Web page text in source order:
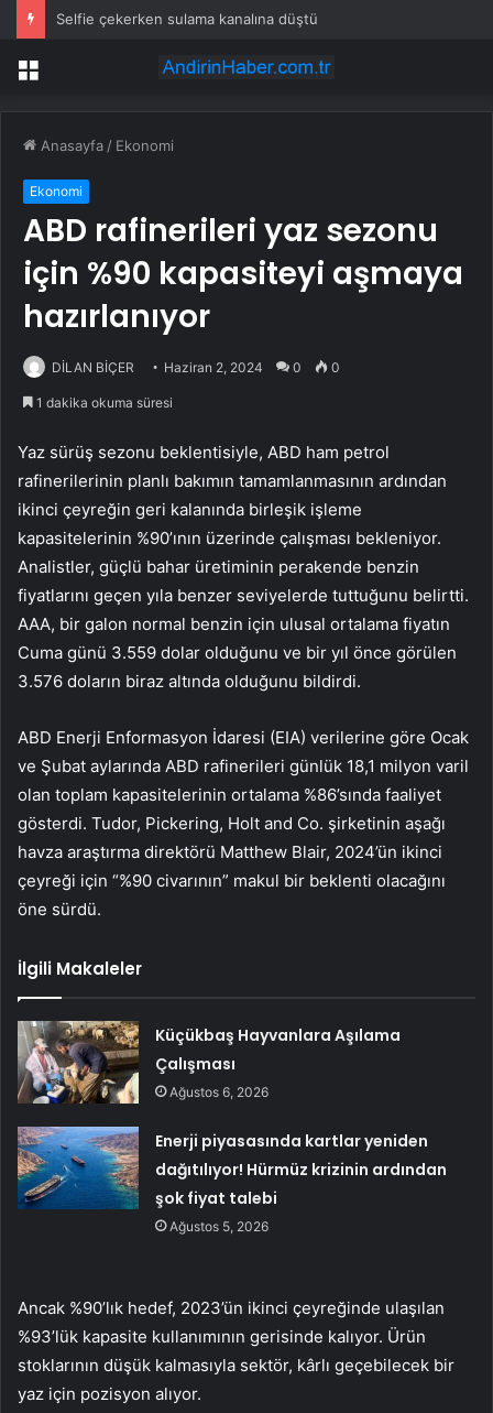
Selfie çekerken sulama kanalına düştü
Menü
Anasayfa / Ekonomi
Ekonomi
ABD rafinerileri yaz sezonu
için %90 kapasiteyi aşmaya
hazırlanıyor
DİLAN BİÇER Haziran 2, 2024 0 0
1 dakika okuma süresi
Yaz sürüş sezonu beklentisiyle, ABD ham petrol
rafinerilerinin planlı bakımın tamamlanmasının ardından
ikinci çeyreğin geri kalanında birleşik işleme
kapasitelerinin %90’ının üzerinde çalışması bekleniyor.
Analistler, güçlü bahar üretiminin perakende benzin
fiyatlarını geçen yıla benzer seviyelerde tuttuğunu belirtti.
AAA, bir galon normal benzin için ulusal ortalama fiyatın
Cuma günü 3.559 dolar olduğunu ve bir yıl önce görülen
3.576 doların biraz altında olduğunu bildirdi.
ABD Enerji Enformasyon İdaresi (EIA) verilerine göre Ocak
ve Şubat aylarında ABD rafinerileri günlük 18,1 milyon varil
olan toplam kapasitelerinin ortalama %86’sında faaliyet
gösterdi. Tudor, Pickering, Holt and Co. şirketinin aşağı
havza araştırma direktörü Matthew Blair, 2024’ün ikinci
çeyreği için “%90 civarının” makul bir beklenti olacağını
öne sürdü.
İlgili Makaleler
Küçükbaş Hayvanlara Aşılama
Çalışması
Ağustos 6, 2026
Enerji piyasasında kartlar yeniden
dağıtılıyor! Hürmüz krizinin ardından
şok fiyat talebi
Ağustos 5, 2026
Ancak %90’lık hedef, 2023’ün ikinci çeyreğinde ulaşılan
%93’lük kapasite kullanımının gerisinde kalıyor. Ürün
stoklarının düşük kalmasıyla sektör, kârlı geçebilecek bir
yaz için pozisyon alıyor.